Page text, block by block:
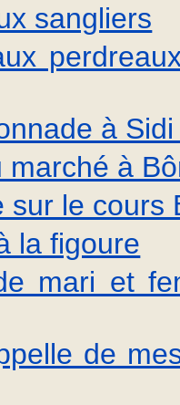
sangliers
à
marché à
sur le cours
la figoure
mari et
de